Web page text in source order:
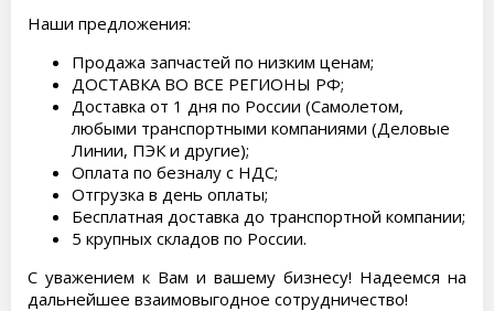
Наши предложения:
Продажа запчастей по низким ценам;
ДОСТАВКА ВО ВСЕ РЕГИОНЫ РФ;
Доставка от 1 дня по России (Самолетом,
любыми транспортными компаниями (Деловые
Линии, ПЭК и другие);
Оплата по безналу с НДС;
Отгрузка в день оплаты;
Бесплатная доставка до транспортной компании;
5 крупных складов по России.
С уважением к Вам и вашему бизнесу! Надеемся на
дальнейшее взаимовыгодное сотрудничество!